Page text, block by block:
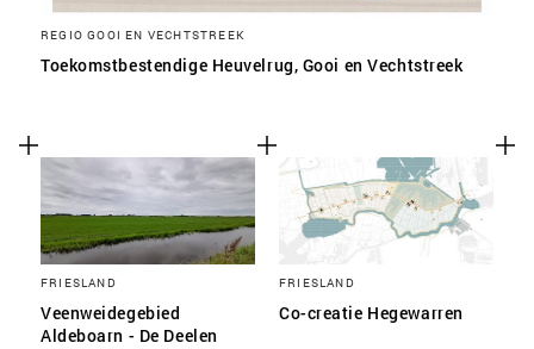
REGIO GOOI EN VECHTSTREEK
Toekomstbestendige Heuvelrug, Gooi en Vechtstreek
FRIESLAND
Veenweidegebied
Aldeboarn - De Deelen
FRIESLAND
Co-creatie Hegewarren